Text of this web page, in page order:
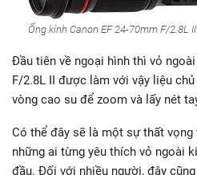
Ống kính Canon EF 24-70mm F/2.8L
Đầu tiên về ngoại hình thì vỏ
F/2.8L II được làm với vậy liệu
vòng cao su để zoom và lấy nét
Có thể đây sẽ là một sự thất
những ai từng yêu thích vỏ ngoài
đầu. Đối với nhiều người, đây